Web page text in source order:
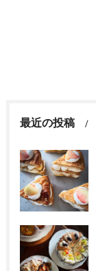
最近の投稿